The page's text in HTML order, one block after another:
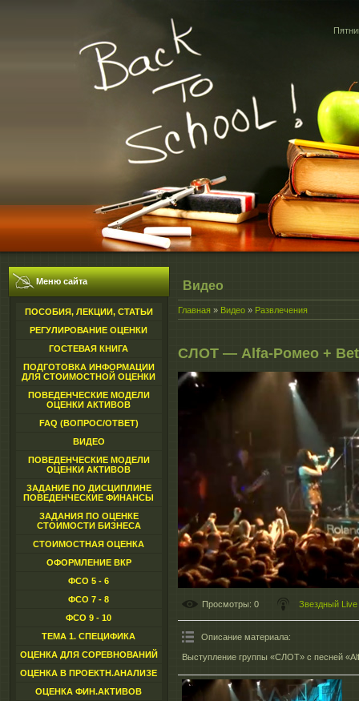
Меню сайта
ПОСОБИЯ, ЛЕКЦИИ, СТАТЬИ
РЕГУЛИРОВАНИЕ ОЦЕНКИ
ГОСТЕВАЯ КНИГА
ПОДГОТОВКА ИНФОРМАЦИИ
ДЛЯ СТОИМОСТНОЙ ОЦЕНКИ
ПОВЕДЕНЧЕСКИЕ МОДЕЛИ
ОЦЕНКИ АКТИВОВ
FAQ (ВОПРОС/ОТВЕТ)
ВИДЕО
ПОВЕДЕНЧЕСКИЕ МОДЕЛИ
ОЦЕНКИ АКТИВОВ
ЗАДАНИЕ ПО ДИСЦИПЛИНЕ
ПОВЕДЕНЧЕСКИЕ ФИНАНСЫ
ЗАДАНИЯ ПО ОЦЕНКЕ
СТОИМОСТИ БИЗНЕСА
СТОИМОСТНАЯ ОЦЕНКА
ОФОРМЛЕНИЕ ВКР
ФСО 5 - 6
ФСО 7 - 8
ФСО 9 - 10
ТЕМА 1. СПЕЦИФИКА
ОЦЕНКА ДЛЯ СОРЕВНОВАНИЙ
ОЦЕНКА В ПРОЕКТН.АНАЛИЗЕ
ОЦЕНКА ФИН.АКТИВОВ
Видео
Главная » Видео » Развлечения
СЛОТ — Alfa-Ромео +
Просмотры: 0 Звездный Live
Описание материала:
Выступление группы «СЛОТ» с песней